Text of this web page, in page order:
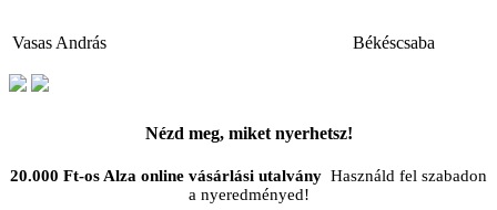
Vasas András Békéscsaba
Nézd meg, miket nyerhetsz!
20.000 Ft-os Alza online vásárlási utalvány Használd fel szabadon
a nyeredményed!